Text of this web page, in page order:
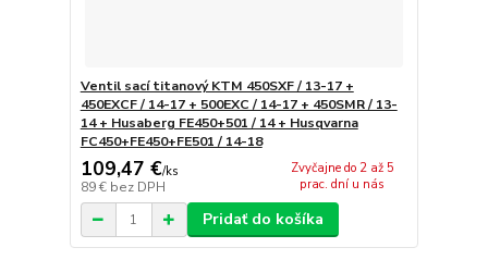
Ventil sací titanový KTM 450SXF / 13-17 +
450EXCF / 14-17 + 500EXC / 14-17 + 450SMR / 13-
14 + Husaberg FE450+501 / 14 + Husqvarna
FC450+FE450+FE501 / 14-18
109,47 €/ks
89 € bez DPH
Zvyčajne do 2 až 5
prac. dní u nás
Pridať do košíka